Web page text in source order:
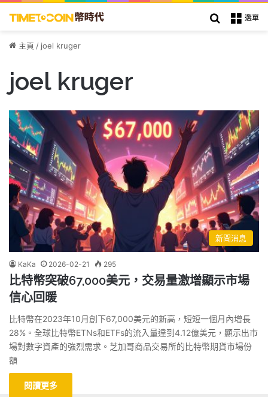
選單
搜索
主頁 / joel kruger
joel kruger
新聞消息
KaKa 2026-02-21 295
比特幣突破67,000美元，交易量激增顯示市場
信心回暖
比特幣在2023年10月創下67,000美元的新高，短短一個月內增長
28%。全球比特幣ETNs和ETFs的流入量達到4.12億美元，顯示出市
場對數字資產的強烈需求。芝加哥商品交易所的比特幣期貨市場份
額
閱讀更多